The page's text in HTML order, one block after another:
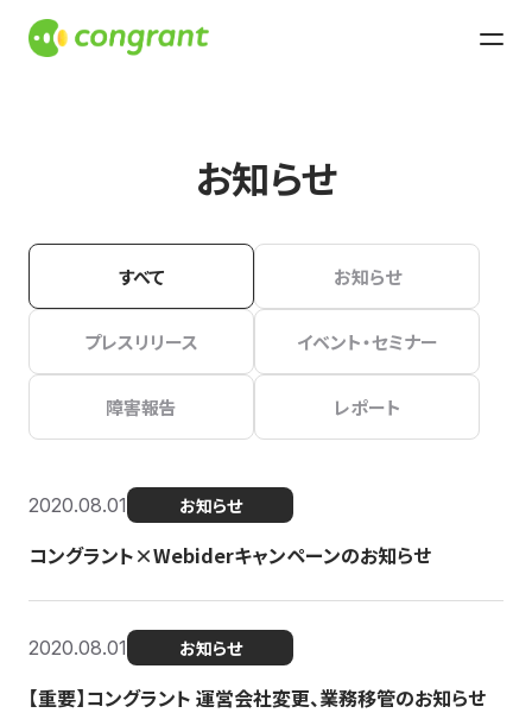
お知らせ
すべて お知らせ
プレスリリース イベント・セミナー
障害報告 レポート
2020.08.01 お知らせ
コングラント×Webiderキャンペーンのお知らせ
2020.08.01 お知らせ
【重要】コングラント 運営会社変更、業務移管のお知らせ